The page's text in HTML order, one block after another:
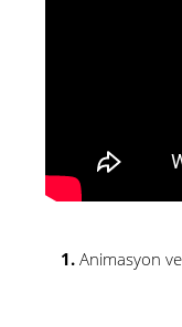
1. Animasyon